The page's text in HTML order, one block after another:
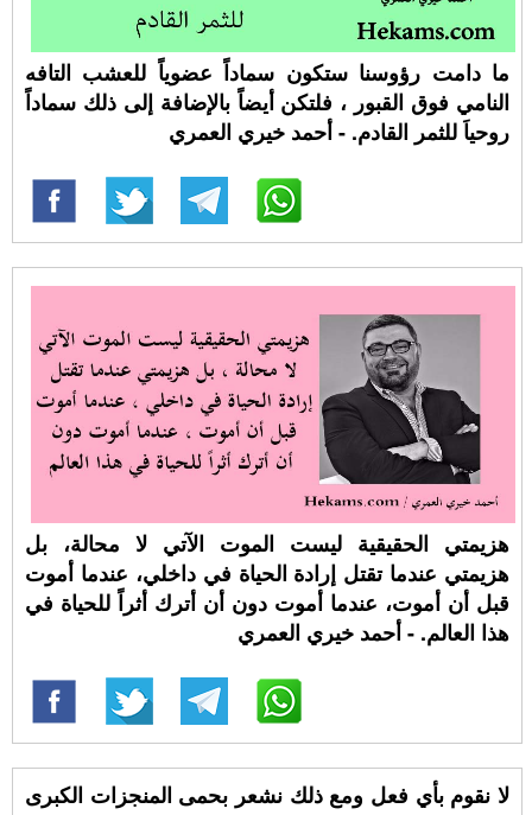
ما دامت رؤوسنا ستكون سماداً عضوياً للعشب التافه
النامي فوق القبور ، فلتكن أيضاً بالإضافة إلى ذلك سماداً
روحياَ للثمر القادم. - أحمد خيري العمري
هزيمتي الحقيقية ليست الموت الآتي لا محالة، بل
هزيمتي عندما تقتل إرادة الحياة في داخلي، عندما أموت
قبل أن أموت، عندما أموت​ دون أن أترك أثراً للحياة في
هذا العالم. - أحمد خيري العمري
لا نقوم بأي فعل ومع ذلك نشعر بحمى المنجزات الكبرى